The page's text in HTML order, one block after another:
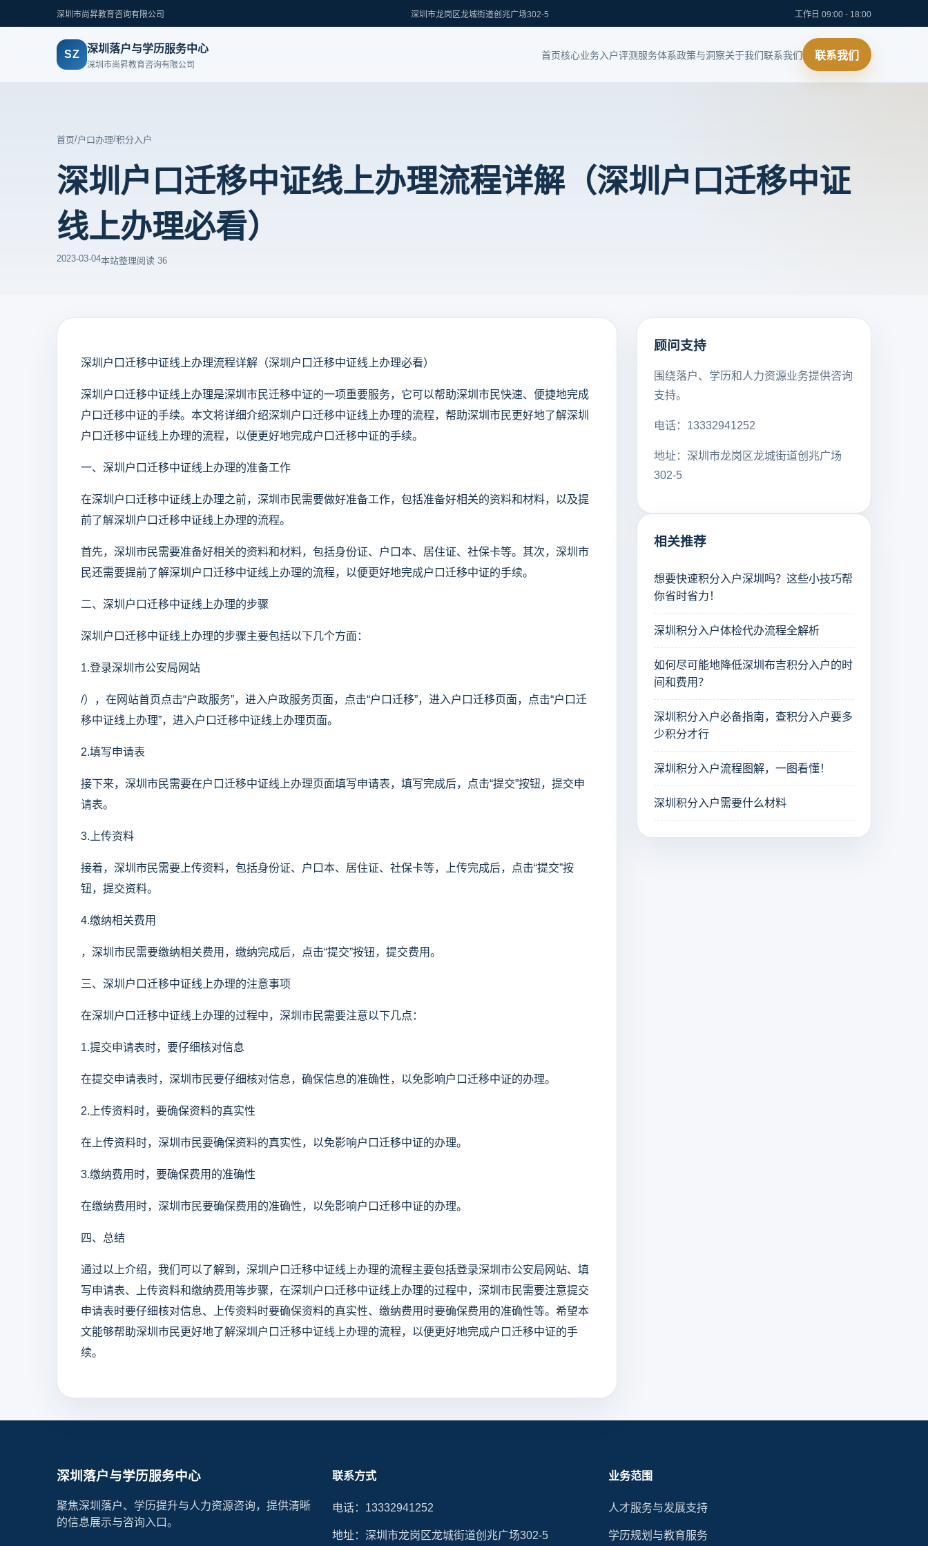
深圳市尚昇教育咨询有限公司 深圳市龙岗区龙城街道创兆广场302-5 工作日 09:00 - 18:00
SZ 深圳落户与学历服务中心
深圳市尚昇教育咨询有限公司
首页核心业务入户评测 服务体系政策与洞察关于我们联系我们 联系我们
首页/户口办理/积分入户
深圳户口迁移中证线上办理流程详解（深圳户口迁移中证
线上办理必看）
2023-03-04本站整理阅读 36
深圳户口迁移中证线上办理流程详解（深圳户口迁移中证线上办理必看）
深圳户口迁移中证线上办理是深圳市民迁移中证的一项重要服务，它可以帮助深圳市民快速、便捷地完成
户口迁移中证的手续。本文将详细介绍深圳户口迁移中证线上办理的流程，帮助深圳市民更好地了解深圳
户口迁移中证线上办理的流程，以便更好地完成户口迁移中证的手续。
一、深圳户口迁移中证线上办理的准备工作
在深圳户口迁移中证线上办理之前，深圳市民需要做好准备工作，包括准备好相关的资料和材料，以及提
前了解深圳户口迁移中证线上办理的流程。
首先，深圳市民需要准备好相关的资料和材料，包括身份证、户口本、居住证、社保卡等。其次，深圳市
民还需要提前了解深圳户口迁移中证线上办理的流程，以便更好地完成户口迁移中证的手续。
二、深圳户口迁移中证线上办理的步骤
深圳户口迁移中证线上办理的步骤主要包括以下几个方面：
1.登录深圳市公安局网站
/），在网站首页点击“户政服务”，进入户政服务页面，点击“户口迁移”，进入户口迁移页面，点击“户口迁
移中证线上办理”，进入户口迁移中证线上办理页面。
2.填写申请表
接下来，深圳市民需要在户口迁移中证线上办理页面填写申请表，填写完成后，点击“提交”按钮，提交申
请表。
3.上传资料
接着，深圳市民需要上传资料，包括身份证、户口本、居住证、社保卡等，上传完成后，点击“提交”按
钮，提交资料。
4.缴纳相关费用
，深圳市民需要缴纳相关费用，缴纳完成后，点击“提交”按钮，提交费用。
三、深圳户口迁移中证线上办理的注意事项
在深圳户口迁移中证线上办理的过程中，深圳市民需要注意以下几点：
1.提交申请表时，要仔细核对信息
在提交申请表时，深圳市民要仔细核对信息，确保信息的准确性，以免影响户口迁移中证的办理。
2.上传资料时，要确保资料的真实性
在上传资料时，深圳市民要确保资料的真实性，以免影响户口迁移中证的办理。
3.缴纳费用时，要确保费用的准确性
在缴纳费用时，深圳市民要确保费用的准确性，以免影响户口迁移中证的办理。
四、总结
通过以上介绍，我们可以了解到，深圳户口迁移中证线上办理的流程主要包括登录深圳市公安局网站、填
写申请表、上传资料和缴纳费用等步骤，在深圳户口迁移中证线上办理的过程中，深圳市民需要注意提交
申请表时要仔细核对信息、上传资料时要确保资料的真实性、缴纳费用时要确保费用的准确性等。希望本
文能够帮助深圳市民更好地了解深圳户口迁移中证线上办理的流程，以便更好地完成户口迁移中证的手
续。
顾问支持
围绕落户、学历和人力资源业务提供咨询
支持。
电话：13332941252
地址：深圳市龙岗区龙城街道创兆广场
302-5
相关推荐
想要快速积分入户深圳吗？这些小技巧帮
你省时省力！
深圳积分入户体检代办流程全解析
如何尽可能地降低深圳布吉积分入户的时
间和费用？
深圳积分入户必备指南，查积分入户要多
少积分才行
深圳积分入户流程图解，一图看懂！
深圳积分入户需要什么材料
深圳落户与学历服务中心
聚焦深圳落户、学历提升与人力资源咨询，提供清晰
的信息展示与咨询入口。
联系方式
电话：13332941252
地址：深圳市龙岗区龙城街道创兆广场302-5
业务范围
人才服务与发展支持
学历规划与教育服务